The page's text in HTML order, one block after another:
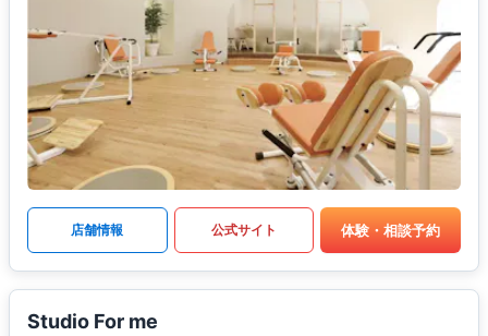
店舗情報 公式サイト 体験・相談予約
Studio For me